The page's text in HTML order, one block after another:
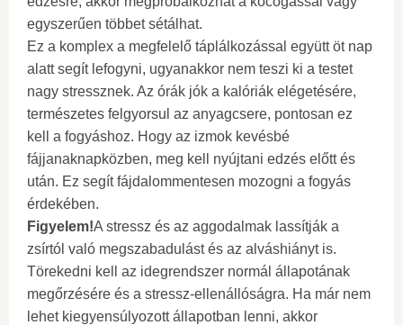
egyszerűen többet sétálhat.
Ez a komplex a megfelelő táplálkozással együtt öt nap
alatt segít lefogyni, ugyanakkor nem teszi ki a testet
nagy stressznek. Az órák jók a kalóriák elégetésére,
természetes felgyorsul az anyagcsere, pontosan ez
kell a fogyáshoz. Hogy az izmok kevésbé
fájjanaknapközben, meg kell nyújtani edzés előtt és
után. Ez segít fájdalommentesen mozogni a fogyás
érdekében.
Figyelem!A stressz és az aggodalmak lassítják a
zsírtól való megszabadulást és az alváshiányt is.
Törekedni kell az idegrendszer normál állapotának
megőrzésére és a stressz-ellenállóságra. Ha már nem
lehet kiegyensúlyozott állapotban lenni, akkor